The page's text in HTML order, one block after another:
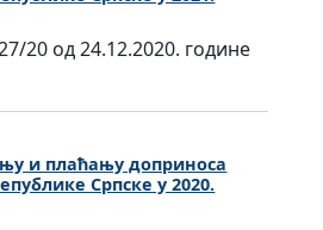
20 од 24.12.2020. године
и плаћању доприноса
Српске у 2020.